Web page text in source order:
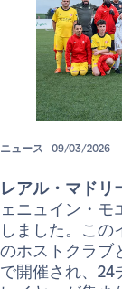
ニュース 09/03/2026
レアル・マドリ
ェニュイン・モ
しました。こ
のホストクラブ
で開催され、